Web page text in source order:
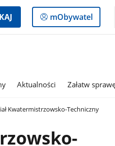
Logowanie
do
mObywatel
Aktualności Załatw
Kwatermistrzowsko-Techniczny